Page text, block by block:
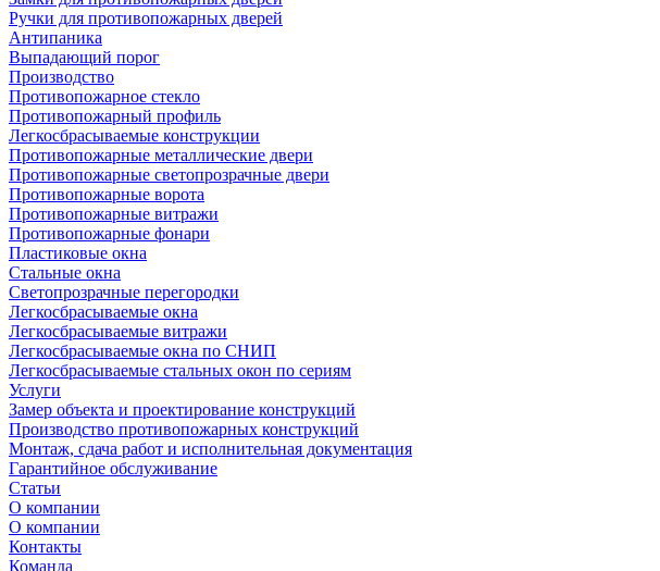
Ручки для противопожарных дверей
Антипаника
Выпадающий порог
Производство
Противопожарное стекло
Противопожарный профиль
Легкосбрасываемые конструкции
Противопожарные металлические двери
Противопожарные светопрозрачные двери
Противопожарные ворота
Противопожарные витражи
Противопожарные фонари
Пластиковые окна
Стальные окна
Светопрозрачные перегородки
Легкосбрасываемые окна
Легкосбрасываемые витражи
Легкосбрасываемые окна по СНИП
Легкосбрасываемые стальных окон по сериям
Услуги
Замер объекта и проектирование конструкций
Производство противопожарных конструкций
Монтаж, сдача работ и исполнительная документация
Гарантийное обслуживание
Статьи
О компании
О компании
Контакты
Команда